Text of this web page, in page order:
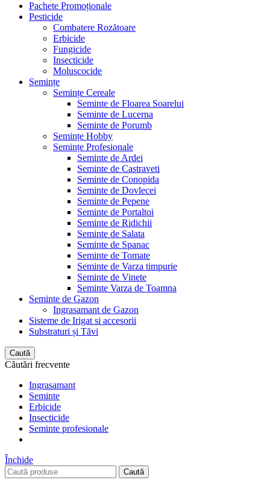
Pachete Promoționale
Pesticide
Combatere Rozătoare
Erbicide
Fungicide
Insecticide
Moluscocide
Semințe
Semințe Cereale
Seminte de Floarea Soarelui
Seminte de Lucerna
Seminte de Porumb
Semințe Hobby
Semințe Profesionale
Seminte de Ardei
Seminte de Castraveti
Seminte de Conopida
Seminte de Dovlecei
Seminte de Pepene
Seminte de Portaltoi
Seminte de Ridichii
Seminte de Salata
Seminte de Spanac
Seminte de Tomate
Seminte de Varza timpurie
Seminte de Vinete
Seminte Varza de Toamna
Seminte de Gazon
Ingrasamant de Gazon
Sisteme de Irigat si accesorii
Substraturi și Tăvi
Caută
Căutări frecvente
Ingrasamant
Seminte
Erbicide
Insecticide
Seminte profesionale
Închide
Caută